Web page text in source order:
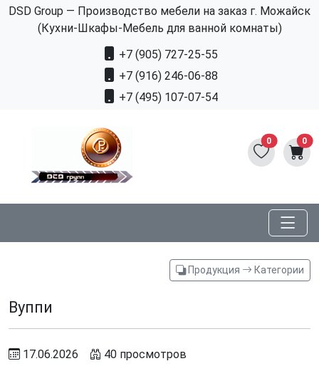
DSD Group — Производство мебели на заказ г. Можайск
(Кухни-Шкафы-Мебель для ванной комнаты)
+7 (905) 727-25-55
+7 (916) 246-06-88
+7 (495) 107-07-54
0 0
Продукция Категории
Вуппи
17.06.2026 40 просмотров